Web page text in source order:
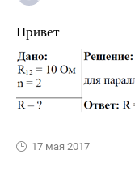
Привет
17 мая 2017